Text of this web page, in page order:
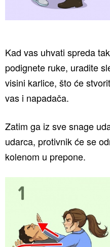
Kad vas uhvati spreda
podignete ruke, uradite
visini karlice, što će
vas i napadača.
Zatim ga iz sve snage
udarca, protivnik će se
kolenom u prepone.